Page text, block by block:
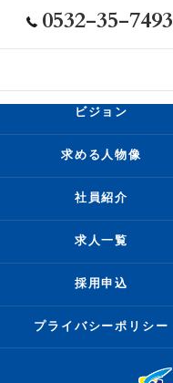
0532-35-7493
ビジョン
求める人物像
社員紹介
求人一覧
採用申込
プライバシーポリシー